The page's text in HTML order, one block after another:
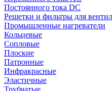
Постоянного тока DC
Решетки и фильтры для
Промышленные нагреватели
Кольцевые
Сопловые
Плоские
Патронные
Инфракрасные
Эластичные
Трубчатые